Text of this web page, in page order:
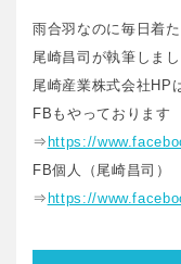
雨合羽なのに毎日着
尾崎昌司が執筆しまし
尾崎産業株式会社HP
FBもやっております
⇒https://
FB個人（尾崎昌司）
⇒https://